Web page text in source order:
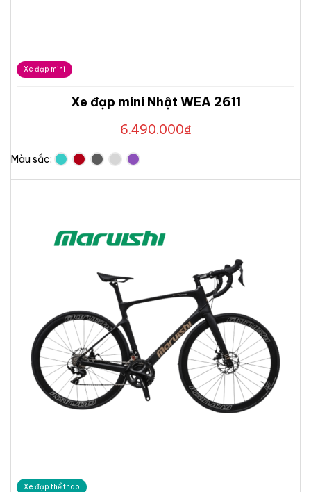
Xe đạp mini
Xe đạp mini Nhật WEA 2611
6.490.000₫
Màu sắc:
Xe đạp thể thao